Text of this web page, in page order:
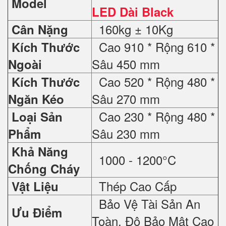
LED Dài Black
Cân Nặng
160kg ± 10Kg
Kích Thước
Ngoài
Cao 910 * Rộng 610 *
Sâu 450 mm
Kích Thước
Ngăn Kéo
Cao 520 * Rộng 480 *
Sâu 270 mm
Loại Sản
Phẩm
Cao 230 * Rộng 480 *
Sâu 230 mm
Khả Năng
Chống Cháy
1000 - 1200°C
Vật Liệu Thép Cao Cấp
Ưu Điểm
Bảo Vệ Tài Sản An
Toàn, Độ Bảo Mật Cao